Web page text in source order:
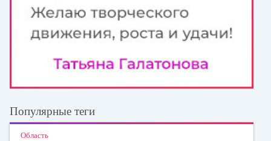
Популярные теги
Область